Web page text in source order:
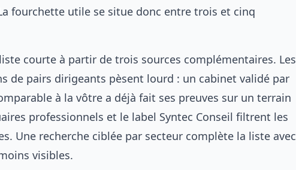
fourchette utile se situe donc entre trois et cinq
courte à partir de trois sources complémentaires. Les
de pairs dirigeants pèsent lourd : un cabinet validé par
à la vôtre a déjà fait ses preuves sur un terrain
professionnels et le label Syntec Conseil filtrent les
Une recherche ciblée par secteur complète la liste avec
visibles.